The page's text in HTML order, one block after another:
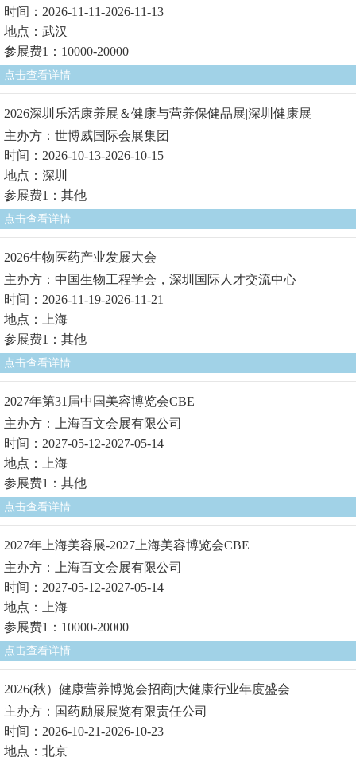
时间：2026-11-11-2026-11-13
地点：武汉
参展费1：10000-20000
点击查看详情
2026深圳乐活康养展＆健康与营养保健品展|深圳健康展
主办方：世博威国际会展集团
时间：2026-10-13-2026-10-15
地点：深圳
参展费1：其他
点击查看详情
2026生物医药产业发展大会
主办方：中国生物工程学会，深圳国际人才交流中心
时间：2026-11-19-2026-11-21
地点：上海
参展费1：其他
点击查看详情
2027年第31届中国美容博览会CBE
主办方：上海百文会展有限公司
时间：2027-05-12-2027-05-14
地点：上海
参展费1：其他
点击查看详情
2027年上海美容展-2027上海美容博览会CBE
主办方：上海百文会展有限公司
时间：2027-05-12-2027-05-14
地点：上海
参展费1：10000-20000
点击查看详情
2026(秋）健康营养博览会招商|大健康行业年度盛会
主办方：国药励展展览有限责任公司
时间：2026-10-21-2026-10-23
地点：北京